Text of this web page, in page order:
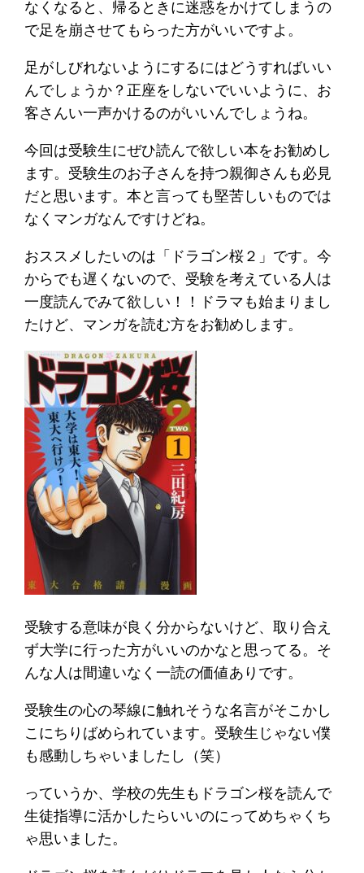
なくなると、帰るときに迷惑をかけてしまうの
で足を崩させてもらった方がいいですよ。
足がしびれないようにするにはどうすればいい
んでしょうか？正座をしないでいいように、お
客さんい一声かけるのがいいんでしょうね。
今回は受験生にぜひ読んで欲しい本をお勧めし
ます。受験生のお子さんを持つ親御さんも必見
だと思います。本と言っても堅苦しいものでは
なくマンガなんですけどね。
おススメしたいのは「ドラゴン桜２」です。今
からでも遅くないので、受験を考えている人は
一度読んでみて欲しい！！ドラマも始まりまし
たけど、マンガを読む方をお勧めします。
受験する意味が良く分からないけど、取り合え
ず大学に行った方がいいのかなと思ってる。そ
んな人は間違いなく一読の価値ありです。
受験生の心の琴線に触れそうな名言がそこかし
こにちりばめられています。受験生じゃない僕
も感動しちゃいましたし（笑）
っていうか、学校の先生もドラゴン桜を読んで
生徒指導に活かしたらいいのにってめちゃくち
ゃ思いました。